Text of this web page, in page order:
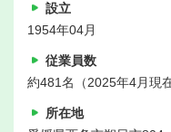
設立
1954年04月
従業員数
約481名（2025年4月現在
所在地